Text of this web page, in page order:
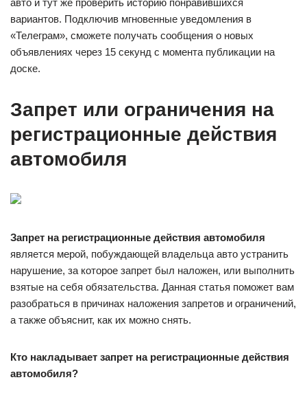
вариантов. Подключив мгновенные уведомления в
«Телеграм», сможете получать сообщения о новых
объявлениях через 15 секунд с момента публикации на
доске.
Запрет или ограничения на
регистрационные действия
автомобиля
Запрет на регистрационные действия автомобиля
является мерой, побуждающей владельца авто устранить
нарушение, за которое запрет был наложен, или выполнить
взятые на себя обязательства. Данная статья поможет вам
разобраться в причинах наложения запретов и ограничений,
а также объяснит, как их можно снять.
Кто накладывает запрет на регистрационные действия
автомобиля?